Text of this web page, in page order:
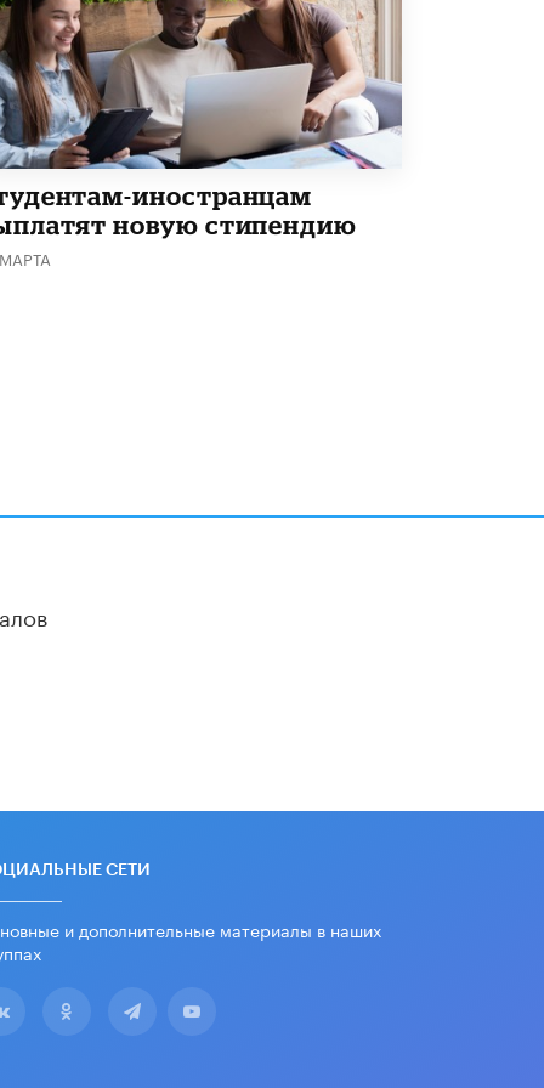
В Госдуме предложили запустить
программу «Выпускной кешбэк» для
тех, кто сдал ЕГЭ и ОГЭ
29 МАЯ /ЕГЭ И ОГЭ
иностранцам
новую стипендию
СЕТИ
и дополнительные материалы в наших